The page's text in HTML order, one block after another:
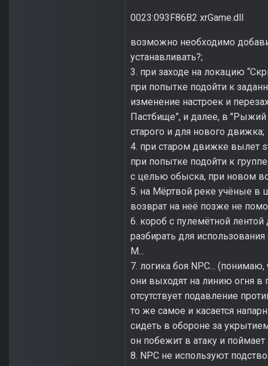
0023:093F86B2 xrGame.dll
возможно необходимо
устанавливать?;
3. при заходе на локацию
при попытке подойти к
изменение настроек и
Пастбище”, и далее, в
старого и для нового движка;
4. при старом движке вылет
при попытке подойти к
с целью обыска, при новом
5. на Мёртвой реке учёные в
возврат на неё позже не
6. короб с пулемётной
разбирать для
М...
7. логика боя NPC...
они выходят на линию огня в
отсутствует подавление
то же самое и касается
сидеть в обороне за
он побежит в атаку и
8. NPC не используют